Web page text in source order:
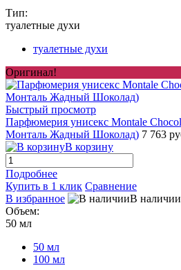
Тип:
туалетные духи
туалетные духи
Оригинал!
Быстрый просмотр
Парфюмерия унисекс Montale
Монталь Жадный Шоколад) 7 763
В корзину
Подробнее
Купить в 1 клик Сравнение
В избранное
В наличии
Объем:
50 мл
50 мл
100 мл